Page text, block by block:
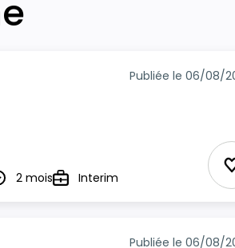
Publiée le 06/08/
2 moisTypeInterim
Publiée le 06/08/